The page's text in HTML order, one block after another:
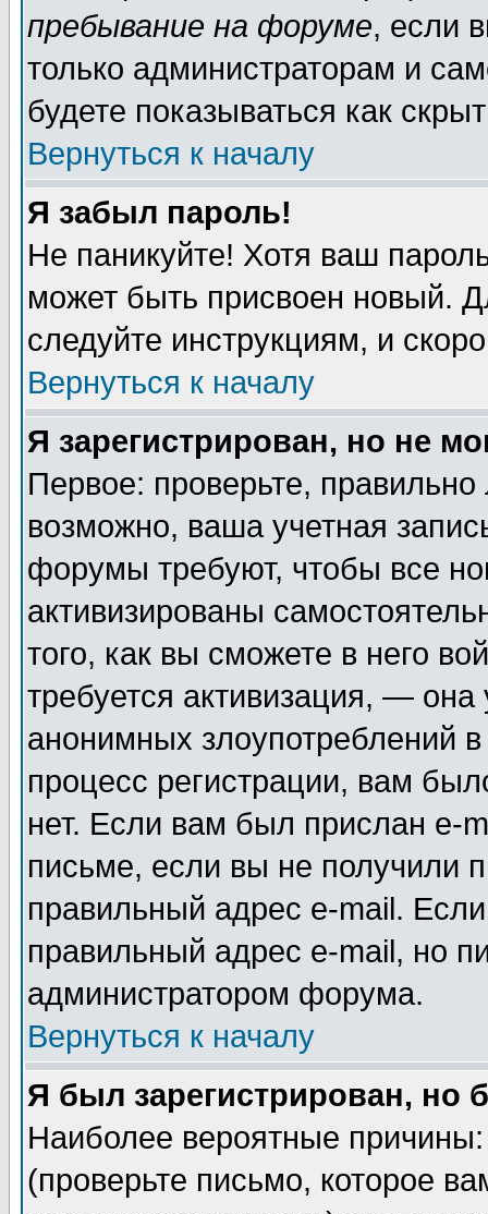
пребывание на форуме, если
только администраторам и
будете показываться как
Вернуться к началу
Я забыл пароль!
Не паникуйте! Хотя ваш
может быть присвоен новый.
следуйте инструкциям, и
Вернуться к началу
Я зарегистрирован, но не
Первое: проверьте,
возможно, ваша учетная
форумы требуют, чтобы все
активизированы
того, как вы сможете в него
требуется активизация, —
анонимных злоупотреблений
процесс регистрации, вам
нет. Если вам был прислан e-
письме, если вы не получили
правильный адрес e-mail.
правильный адрес e-mail, но
администратором форума.
Вернуться к началу
Я был зарегистрирован, но
Наиболее вероятные
(проверьте письмо, которое